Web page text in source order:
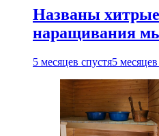
Названы
наращивания
5 месяцев спустя5